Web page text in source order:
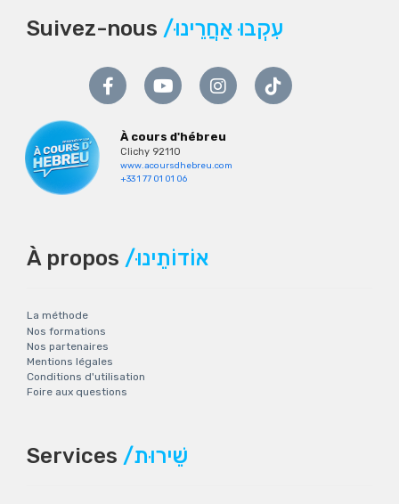
Suivez-nous /עִקְבוּ אַחֲרֵינוּ
À cours d'hébreu
Clichy 92110
www.acoursdhebreu.com
+33 1 77 01 01 06
À propos /אוֹדוֹתֵינוּ
La méthode
Nos formations
Nos partenaires
Mentions légales
Conditions d'utilisation
Foire aux questions
Services /שֵׁירוּת